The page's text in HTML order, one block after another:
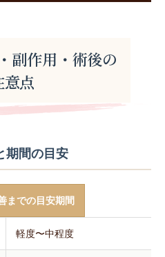
副作用・術後の
意点
期間の目安
までの目安期間
軽度〜中程度